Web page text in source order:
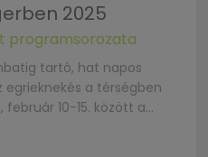
2025
programsorozata
tartó, hat napos
a térségben
február 10-15. között a
Kulcsmondatunk